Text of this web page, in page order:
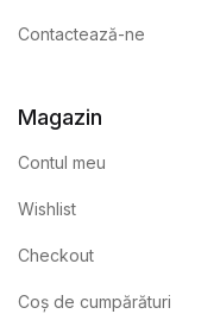
Contactează-ne
Magazin
Contul meu
Wishlist
Checkout
Coș de cumpărături